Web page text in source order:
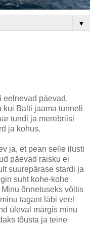
▼
eelnevad päevad.
kui Balti jaama tunneli
tundi ja merebriisi
ja kohus.
ja, et pean selle ilusti
päevad raisku ei
suurepärase stardi ja
suht kohe-kohe
õnnetuseks võitis
tagant läbi veel
üleval märgis minu
tõusta ja teine